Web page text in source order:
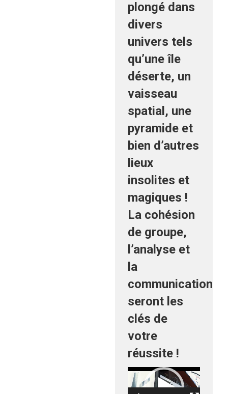
plongé dans
divers
univers tels
qu’une île
déserte, un
vaisseau
spatial, une
pyramide et
bien d’autres
lieux
insolites et
magiques !
La cohésion
de groupe,
l’analyse et
la
communication
seront les
clés de
votre
réussite !
Lecteur
vidéo